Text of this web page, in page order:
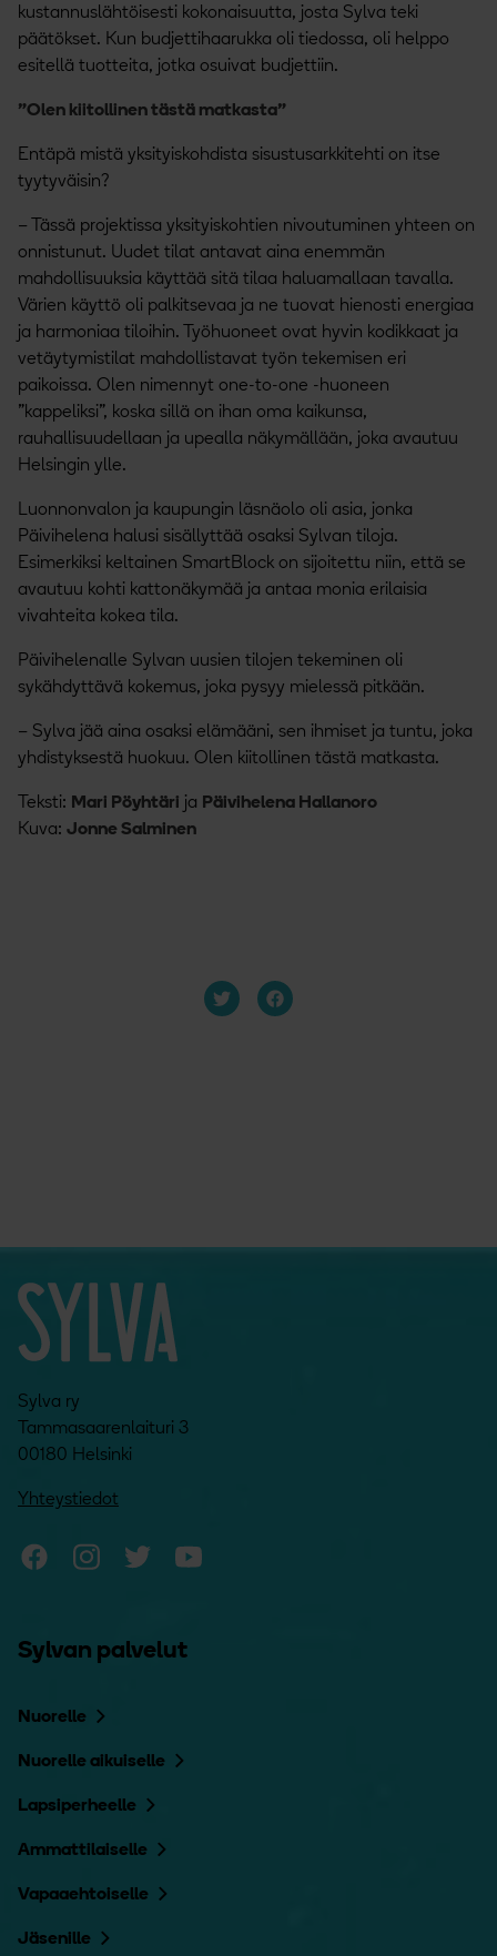
kustannuslähtöisesti kokonaisuutta, josta Sylva teki
päätökset. Kun budjettihaarukka oli tiedossa, oli helppo
esitellä tuotteita, jotka osuivat budjettiin.
”Olen kiitollinen tästä matkasta”
Entäpä mistä yksityiskohdista sisustusarkkitehti on itse
tyytyväisin?
– Tässä projektissa yksityiskohtien nivoutuminen yhteen on
onnistunut. Uudet tilat antavat aina enemmän
mahdollisuuksia käyttää sitä tilaa haluamallaan tavalla.
Värien käyttö oli palkitsevaa ja ne tuovat hienosti energiaa
ja harmoniaa tiloihin. Työhuoneet ovat hyvin kodikkaat ja
vetäytymistilat mahdollistavat työn tekemisen eri
paikoissa. Olen nimennyt one-to-one -huoneen
”kappeliksi”, koska sillä on ihan oma kaikunsa,
rauhallisuudellaan ja upealla näkymällään, joka avautuu
Helsingin ylle.
Luonnonvalon ja kaupungin läsnäolo oli asia, jonka
Päivihelena halusi sisällyttää osaksi Sylvan tiloja.
Esimerkiksi keltainen SmartBlock on sijoitettu niin, että se
avautuu kohti kattonäkymää ja antaa monia erilaisia
vivahteita kokea tila.
Päivihelenalle Sylvan uusien tilojen tekeminen oli
sykähdyttävä kokemus, joka pysyy mielessä pitkään.
– Sylva jää aina osaksi elämääni, sen ihmiset ja tuntu, joka
yhdistyksestä huokuu. Olen kiitollinen tästä matkasta.
Teksti: Mari Pöyhtäri ja Päivihelena Hallanoro
Kuva: Jonne Salminen
Sylva ry
Tammasaarenlaituri 3
00180 Helsinki
Yhteystiedot
Sylvan Facebook
Sylvan Instagram
Sylvan Twitter
Sylvan palvelut
Nuorelle
Nuorelle aikuiselle
Lapsiperheelle
Ammattilaiselle
Vapaaehtoiselle
Jäsenille